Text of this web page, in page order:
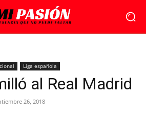
Liga española
al Real Madrid
26, 2018